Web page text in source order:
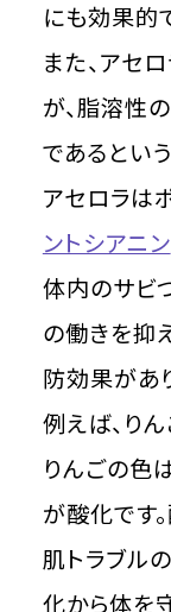
にも効果的
また、アセ
が、脂溶性の
であるとい
アセロラは
ントシアニン
体内のサビ
の働きを抑
防効果があ
例えば、り
りんごの色
が酸化です
肌トラブル
化から体を